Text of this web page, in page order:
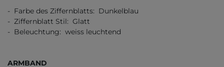
- Farbe des Ziffernblatts: Dunkelblau
- Ziffernblatt Stil: Glatt
- Beleuchtung: weiss leuchtend
ARMBAND